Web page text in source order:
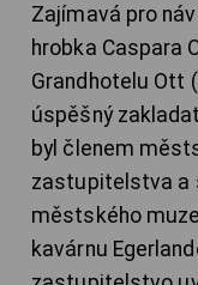
Zajímavá pro
hrobka Caspara
Grandhotelu Ott
úspěšný
byl členem
zastupitelstva a
městského
kavárnu